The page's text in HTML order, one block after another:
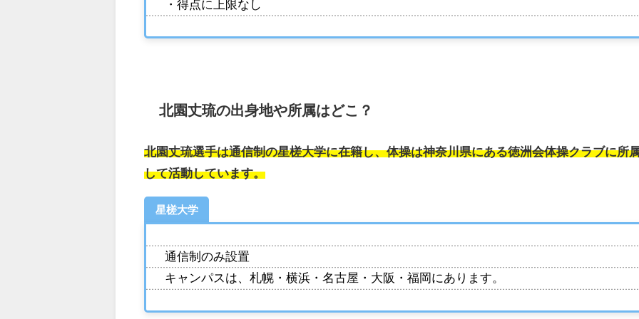
・得点に上限なし
北園丈琉の出身地や所属はどこ？
北園丈琉選手は通信制の星槎大学に在籍し、体操は神奈川県にある徳洲会体操クラブに所
して活動しています。
星槎大学
通信制のみ設置
キャンパスは、札幌・横浜・名古屋・大阪・福岡にあります。